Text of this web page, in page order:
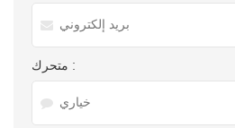
متحرك :